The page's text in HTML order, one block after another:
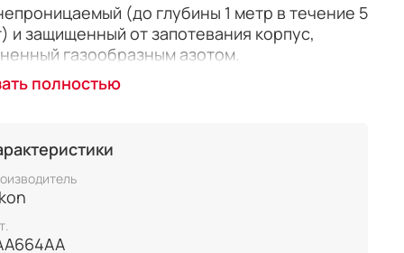
(до глубины 1 метр в течение 5
и защищенный от запотевания корпус,
газообразным азотом.
с большим выносом точки визирования
выдвижные резиновые наглазники
подбор правильного расположения
относительно глаз.
поле зрения.
полностью